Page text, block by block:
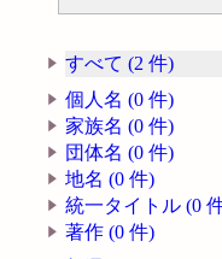
すべて (2 件)
個人名 (0 件)
家族名 (0 件)
団体名 (0 件)
地名 (0 件)
統一タイトル (0
著作 (0 件)